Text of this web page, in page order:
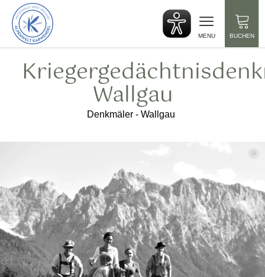
zurück
zur
Startseite
MENU BUCHEN
Wallgau
Denkmäler - Wallgau
©